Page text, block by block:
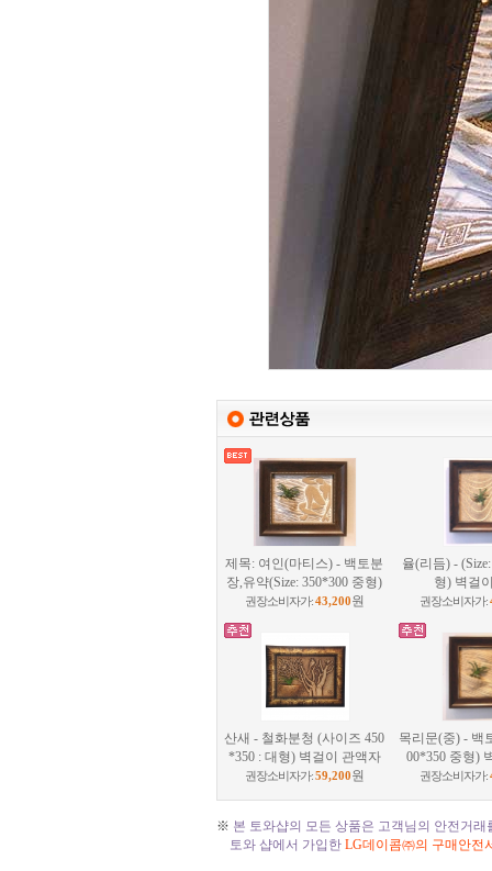
제목: 여인(마티스) - 백토분
장,유약(Size: 350*300 중형)
권장소비자가:43,200원
율(리듬) -
형) 벽걸
권장소비자가:
산새 - 철화분청 (사이즈 450
*350 : 대형) 벽걸이 관액자
권장소비자가:59,200원
목리문(중) - 백
00*350 중형)
권장소비자가:
※ 본 토와샵의 모든 상품은 고객님의 안전거
토와 샵에서 가입한 LG데이콤㈜의 구매안전